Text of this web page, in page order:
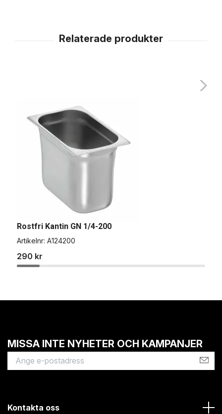
Rostfri Kantin GN 1/4-200
Artikelnr: A124200
290 kr
MISSA INTE NYHETER OCH KAMPANJER
Kontakta oss